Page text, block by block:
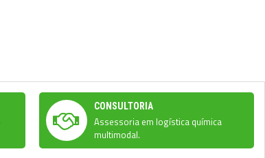
CONSULTORIA
Assessoria em logística química
multimodal.